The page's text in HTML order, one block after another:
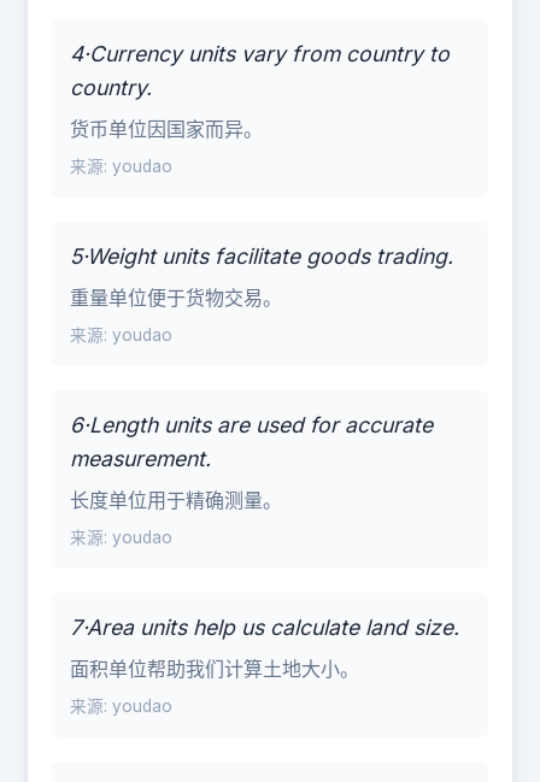
4·Currency units vary from country to
country.
货币单位因国家而异。
来源: youdao
5·Weight units facilitate goods trading.
重量单位便于货物交易。
来源: youdao
6·Length units are used for accurate
measurement.
长度单位用于精确测量。
来源: youdao
7·Area units help us calculate land size.
面积单位帮助我们计算土地大小。
来源: youdao